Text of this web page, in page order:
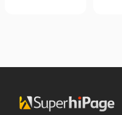
候？」、「七
該買什
麼？」。相較
的
自